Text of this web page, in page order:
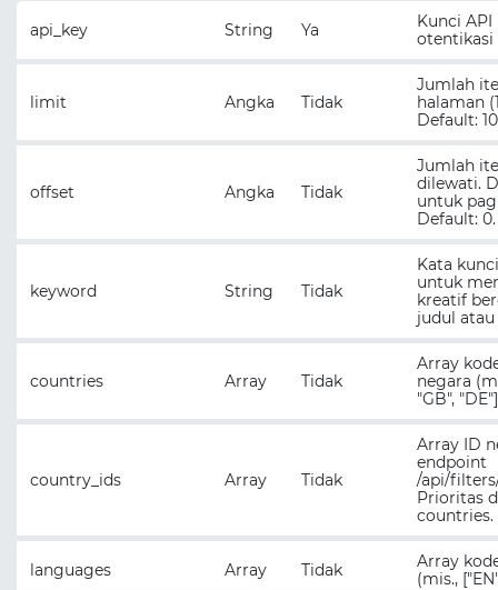
api_key String Ya
Kunci
otentikasi
limit Angka Tidak
Jumlah
halaman
Default:
offset Angka Tidak
Jumlah
dilewati.
untuk
Default: 0.
keyword String Tidak
Kata
untuk
kreatif
judul
countries Array Tidak
Array
negara
"GB",
country_ids Array Tidak
Array ID
endpoint
/api/
Prioritas
countries.
languages Array Tidak
Array
(mis.,